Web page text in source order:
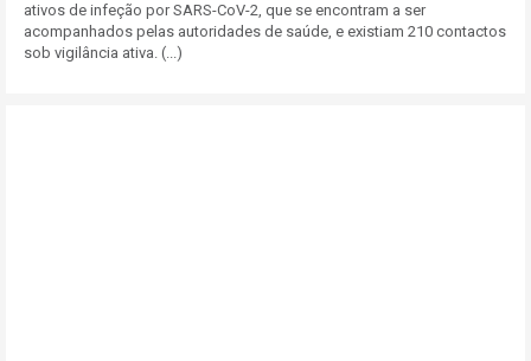
ativos de infeção por SARS-CoV-2, que se encontram a ser
acompanhados pelas autoridades de saúde, e existiam 210 contactos
sob vigilância ativa. (...)